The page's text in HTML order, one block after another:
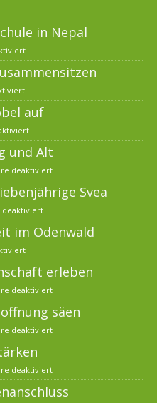
in Nepal
auf
und Alt
deaktiviert
Svea
deaktiviert
im Odenwald
erleben
deaktiviert
säen
deaktiviert
deaktiviert